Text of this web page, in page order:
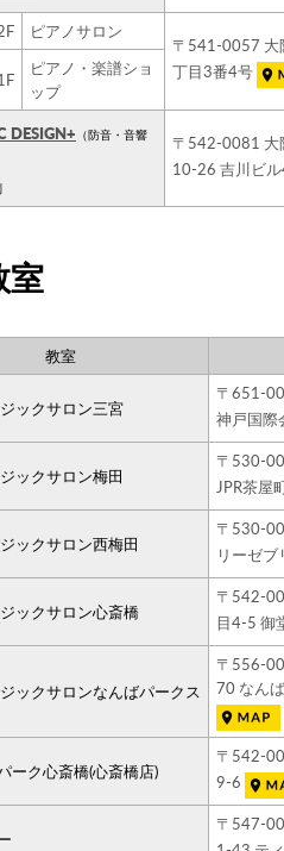
ピアノサロン
〒541-0057 大
丁目3番4号
ピアノ・楽譜ショ
ップ
DESIGN+ （防音・音響
〒542-0081 大
10-26 吉川ビ
室
教室
ックサロン三宮
〒651-
神戸国際
ックサロン梅田
〒530-
JPR茶屋
ックサロン西梅田
〒530-
リーゼブ
ックサロン心斎橋
〒542-
目4-5 御
ックサロンなんばパークス
〒556-
70 なん
ーク心斎橋(心斎橋店)
〒542-
9-6
〒547-